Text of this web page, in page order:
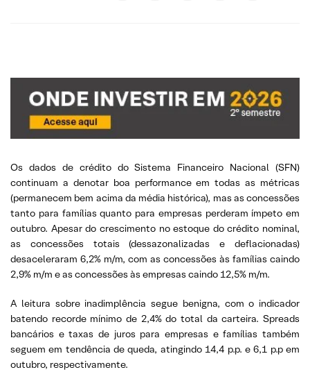
Os dados de crédito do Sistema Financeiro Nacional (SFN)
continuam a denotar boa performance em todas as métricas
(permanecem bem acima da média histórica), mas as concessões
tanto para famílias quanto para empresas perderam ímpeto em
outubro. Apesar do crescimento no estoque do crédito nominal,
as concessões totais (dessazonalizadas e deflacionadas)
desaceleraram 6,2% m/m, com as concessões às famílias caindo
2,9% m/m e as concessões às empresas caindo 12,5% m/m.
A leitura sobre inadimplência segue benigna, com o indicador
batendo recorde mínimo de 2,4% do total da carteira. Spreads
bancários e taxas de juros para empresas e famílias também
seguem em tendência de queda, atingindo 14,4 p.p. e 6,1 p.p em
outubro, respectivamente.